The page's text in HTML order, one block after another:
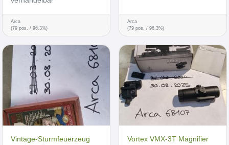
Arca
(79 pos. / 96.3%)
Arca
(79 pos. / 96.3%)
Vintage-Sturmfeuerzeug
Vortex VMX-3T Magnifier